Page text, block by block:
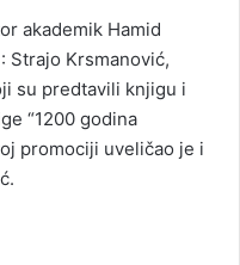
akademik Hamid
Strajo Krsmanović,
su predtavili knjigu i
“1200 godina
promociji uveličao je i